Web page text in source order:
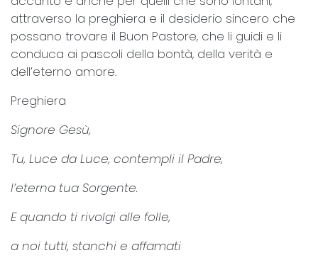
attraverso la preghiera e il desiderio sincero che
possano trovare il Buon Pastore, che li guidi e li
conduca ai pascoli della bontà, della verità e
dell’eterno amore.
Preghiera
Signore Gesù,
Tu, Luce da Luce, contempli il Padre,
l’eterna tua Sorgente.
E quando ti rivolgi alle folle,
a noi tutti, stanchi e affamati